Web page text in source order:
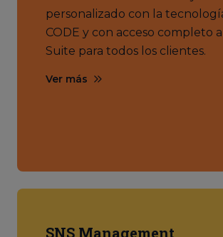
personalizado con la
CODE y con acceso completo a
Suite para todos los clientes.
Ver más
SNS Management